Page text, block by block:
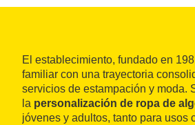
El establecimiento, fundado en
familiar con una trayectoria
servicios de estampación y moda.
la personalización de ropa de
jóvenes y adultos, tanto para usos